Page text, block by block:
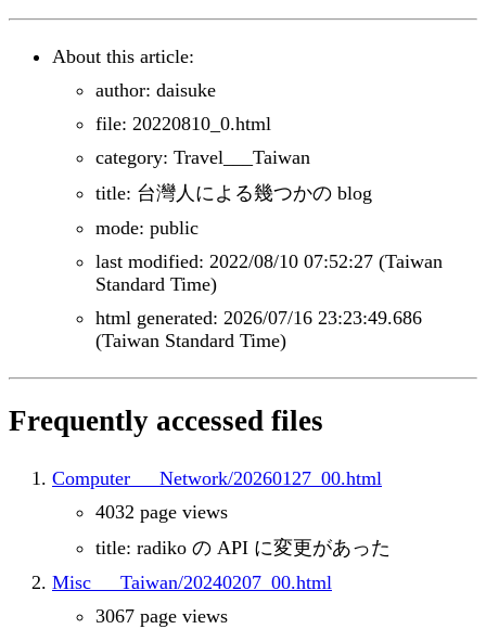
About this article:
author: daisuke
file: 20220810_0.html
category: Travel___Taiwan
title: 台灣人による幾つかの blog
mode: public
last modified: 2022/08/10 07:52:27 (Taiwan
Standard Time)
html generated: 2026/07/16 23:23:49.686
(Taiwan Standard Time)
Frequently accessed files
Computer___Network/20260127_00.html
4032 page views
title: radiko の API に変更があった
Misc___Taiwan/20240207_00.html
3067 page views